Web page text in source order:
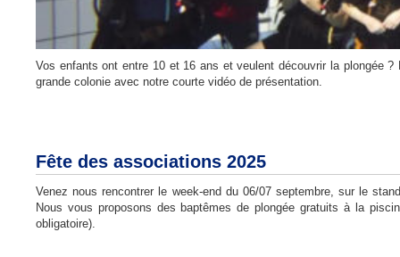
Vos enfants ont entre 10 et 16 ans et veulent découvrir la plongée
grande colonie avec notre courte vidéo de présentation.
Fête des associations 2025
Venez nous rencontrer le week-end du 06/07 septembre, sur le
Nous vous proposons des baptêmes de plongée gratuits à la
obligatoire).